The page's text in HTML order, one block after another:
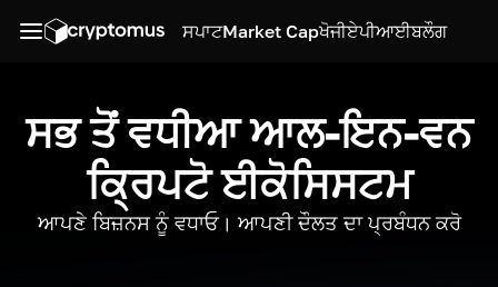
ਸਪਾਟMarket Capਖੋਜੀਏਪੀਆਈਬਲੌਗ
ਸਭ ਤੋਂ ਵਧੀਆ ਆਲ-ਇਨ-ਵਨ
ਕ੍ਰਿਪਟੋ ਈਕੋਸਿਸਟਮ
ਆਪਣੇ ਬਿਜ਼ਨਸ ਨੂੰ ਵਧਾਓ। ਆਪਣੀ ਦੌਲਤ ਦਾ ਪ੍ਰਬੰਧਨ ਕਰੋ